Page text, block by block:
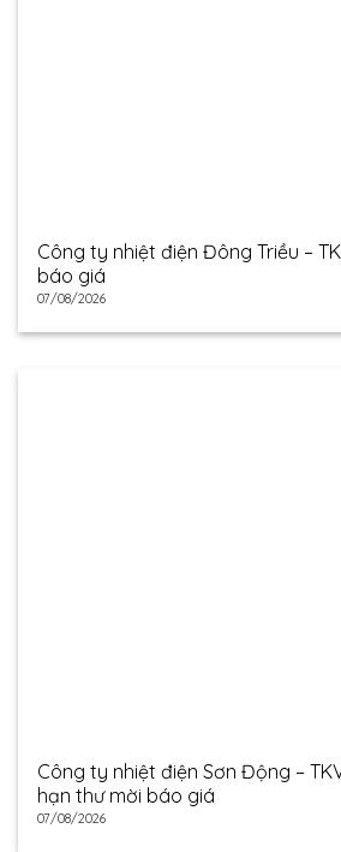
Công ty nhiệt điện Đông Triều –
báo giá
07/08/2026
Công ty nhiệt điện Sơn Động –
hạn thư mời báo giá
07/08/2026